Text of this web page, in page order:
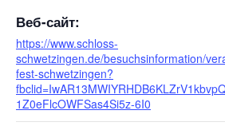
Веб-сайт:
https://www.schloss-
schwetzingen.de/besuchsinformation/
fest-schwetzingen?
1Z0eFlcOWFSas4Si5z-6I0